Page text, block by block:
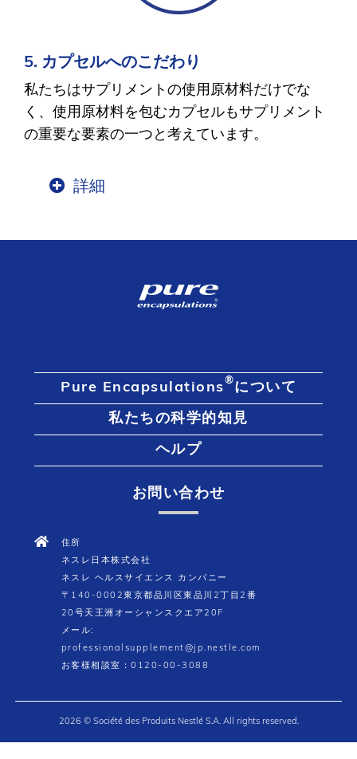
5. カプセルへのこだわり
私たちはサプリメントの使用原材料だけでな
く、使用原材料を包むカプセルもサプリメント
の重要な要素の一つと考えています。
詳細
Pure Encapsulations®について
私たちの科学的知見
ヘルプ
お問い合わせ
住所
ネスレ日本株式会社
ネスレ ヘルスサイエンス カンパニー
〒140-0002東京都品川区東品川2丁目2番
20号天王洲オーシャンスクエア20F
メール:
professionalsupplement@jp.nestle.com
お客様相談室：0120-00-3088
2026 © Société des Produits Nestlé S.A. All rights reserved.